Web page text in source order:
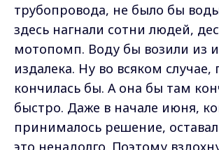
трубопровода, не было бы
здесь нагнали сотни людей,
мотопомп. Воду бы возили из
издалека. Ну во всяком случае,
кончилась бы. А она бы там
быстро. Даже в начале июня,
принималось решение,
это ненадолго. Поэтому